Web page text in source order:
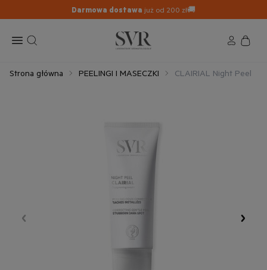
Darmowa dostawa już od 200 zł🚚
Strona główna PEELINGI I MASECZKI CLAIRIAL Night Peel